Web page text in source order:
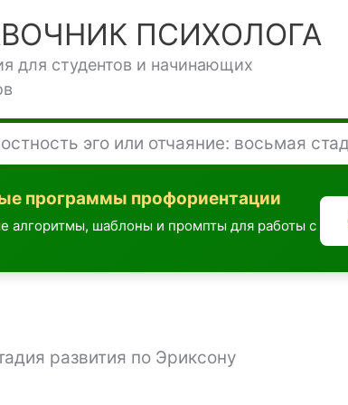
ПСИХОЛОГА
для студентов и начинающих
эго или отчаяние: восьмая
программы профориентации
алгоритмы, шаблоны и промпты для работы с